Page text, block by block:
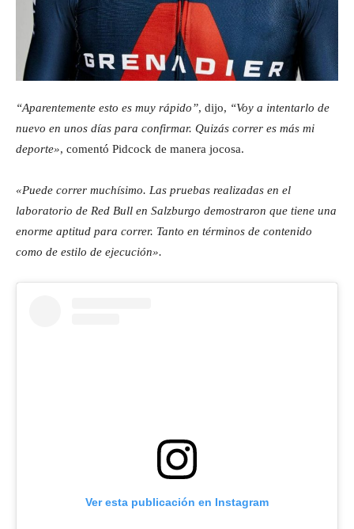
“Aparentemente esto es muy rápido”, dijo, “Voy a intentarlo de
nuevo en unos días para confirmar. Quizás correr es más mi
deporte», comentó Pidcock de manera jocosa.
«Puede correr muchísimo. Las pruebas realizadas en el
laboratorio de Red Bull en Salzburgo demostraron que tiene una
enorme aptitud para correr. Tanto en términos de contenido
como de estilo de ejecución».
Ver esta publicación en Instagram